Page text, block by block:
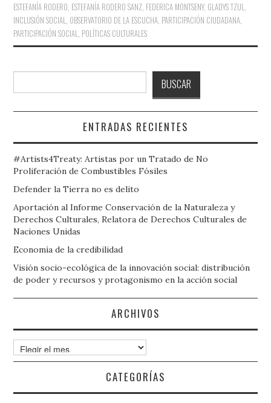
ESTEFANÍA RODERO ESTEFANÍA RODERO SANZ FEDERICA MONTSENY, GLADYS TZUL
INCLUSIÓN SOCIAL OBSERVATORIO DE LA ESCUCHA PARTICIPACIÓN CIUDADANA
PARTICIPACIÓN SOCIAL POLÍTICAS CULTURALES
BUSCAR
ENTRADAS RECIENTES
#Artists4Treaty: Artistas por un Tratado de No
Proliferación de Combustibles Fósiles
Defender la Tierra no es delito
Aportación al Informe Conservación de la Naturaleza y
Derechos Culturales, Relatora de Derechos Culturales de
Naciones Unidas
Economía de la credibilidad
Visión socio-ecológica de la innovación social: distribución
de poder y recursos y protagonismo en la acción social
ARCHIVOS
Archivos
CATEGORÍAS